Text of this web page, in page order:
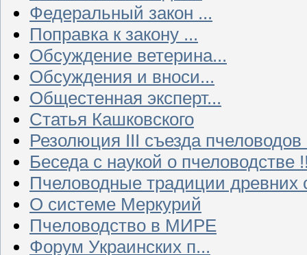
Федеральный закон ...
Поправка к закону ...
Обсуждение ветерина...
Обсуждения и вноси...
Общестенная эксперт...
Статья Кашковского
Резолюция III съезда
Беседа с наукой о пчеловодстве
Пчеловодные традиции древних
О системе Меркурий
Пчеловодство в МИРЕ
Форум Украинских п...